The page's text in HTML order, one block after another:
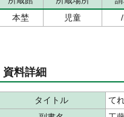
本埜
児童
資料詳細
タイトル
て